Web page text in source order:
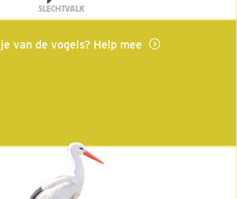
SLECHTVALK
van de vogels? Help mee